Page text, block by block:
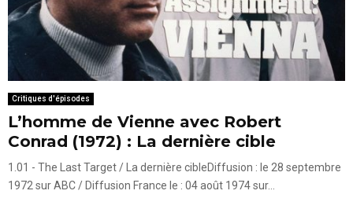
Critiques d'épisodes
L’homme de Vienne avec Robert
Conrad (1972) : La dernière cible
1.01 - The Last Target / La dernière cibleDiffusion : le 28 septembre
1972 sur ABC / Diffusion France le : 04 août 1974 sur...